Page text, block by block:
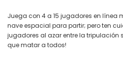
Juega con 4 a 15 jugadores en línea
nave espacial para partir; pero ten
jugadores al azar entre la tripulación
que matar a todos!